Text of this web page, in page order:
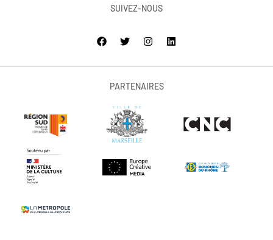
SUIVEZ-NOUS
PARTENAIRES